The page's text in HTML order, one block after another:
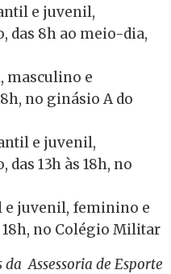
e juvenil,
das 8h ao meio-dia,
masculino e
no ginásio A do
e juvenil,
13h às 18h, no
juvenil, feminino e
18h, no Colégio Militar
Assessoria de Esporte